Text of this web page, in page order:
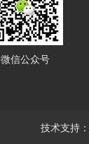
微信公众号
技术支持：